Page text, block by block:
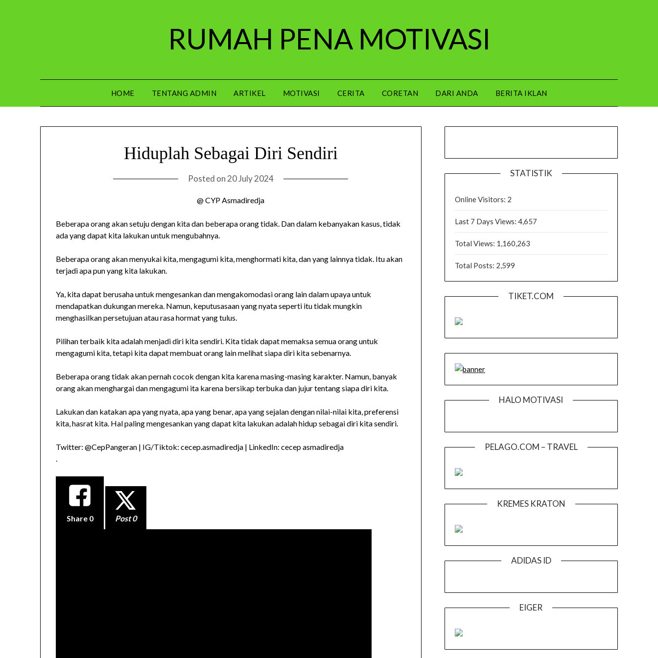
RUMAH PENA MOTIVASI
HOME TENTANG ADMIN ARTIKEL MOTIVASI CERITA CORETAN DARI ANDA BERITA IKLAN
Hiduplah Sebagai Diri Sendiri
Posted on 20 July 2024
@ CYP Asmadiredja
Beberapa orang akan setuju dengan kita dan beberapa orang tidak. Dan dalam kebanyakan kasus, tidak
ada yang dapat kita lakukan untuk mengubahnya.
Beberapa orang akan menyukai kita, mengagumi kita, menghormati kita, dan yang lainnya tidak. Itu akan
terjadi apa pun yang kita lakukan.
Ya, kita dapat berusaha untuk mengesankan dan mengakomodasi orang lain dalam upaya untuk
mendapatkan dukungan mereka. Namun, keputusasaan yang nyata seperti itu tidak mungkin
menghasilkan persetujuan atau rasa hormat yang tulus.
Pilihan terbaik kita adalah menjadi diri kita sendiri. Kita tidak dapat memaksa semua orang untuk
mengagumi kita, tetapi kita dapat membuat orang lain melihat siapa diri kita sebenarnya.
Beberapa orang tidak akan pernah cocok dengan kita karena masing-masing karakter. Namun, banyak
orang akan menghargai dan mengagumi ita karena bersikap terbuka dan jujur ​​tentang siapa diri kita.
Lakukan dan katakan apa yang nyata, apa yang benar, apa yang sejalan dengan nilai-nilai kita, preferensi
kita, hasrat kita. Hal paling mengesankan yang dapat kita lakukan adalah hidup sebagai diri kita sendiri.
Twitter: @CepPangeran | IG/Tiktok: cecep.asmadiredja | LinkedIn: cecep asmadiredja
.
Share 0 Post 0
STATISTIK
Online Visitors: 2
Last 7 Days Views: 4,657
Total Views: 1,160,263
Total Posts: 2,599
TIKET.COM
HALO MOTIVASI
PELAGO.COM – TRAVEL
KREMES KRATON
ADIDAS ID
EIGER